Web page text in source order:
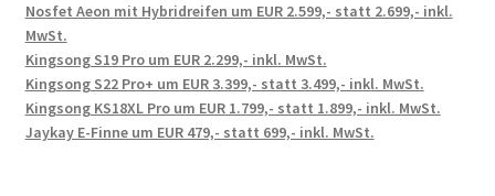
Nosfet Aeon mit Hybridreifen um EUR 2.599,- statt 2.699,- inkl.
MwSt.
Kingsong S19 Pro um EUR 2.299,- inkl. MwSt.
Kingsong S22 Pro+ um EUR 3.399,- statt 3.499,- inkl. MwSt.
Kingsong KS18XL Pro um EUR 1.799,- statt 1.899,- inkl. MwSt.
Jaykay E-Finne um EUR 479,- statt 699,- inkl. MwSt.